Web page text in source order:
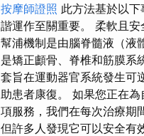
按摩師證照 此方法基於以
諧運作至關重要。 柔軟且
幫浦機制是由腦脊髓液（液
是矯正顱骨、脊椎和筋膜
套旨在運動器官系統發生可
助患者康復。 如果您正在
項服務，我們在每次治療期
但許多人發現它可以安全有